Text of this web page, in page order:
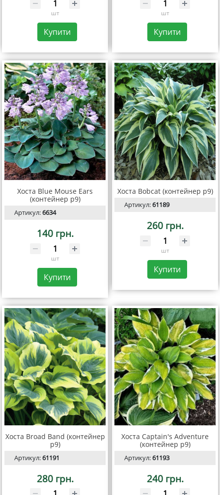
шт
Купити
шт
Купити
Хоста Blue Mouse Ears
(контейнер р9)
Артикул:6634
140 грн.
шт
Купити
Хоста Bobcat (контейнер р9)
Артикул:61189
260 грн.
шт
Купити
Хоста Broad Band (контейнер
р9)
Артикул:61191
280 грн.
Хоста Captain's Adventure
(контейнер р9)
Артикул:61193
240 грн.